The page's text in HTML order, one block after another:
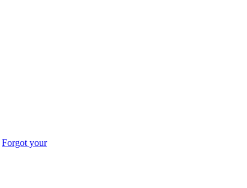
Forgot your